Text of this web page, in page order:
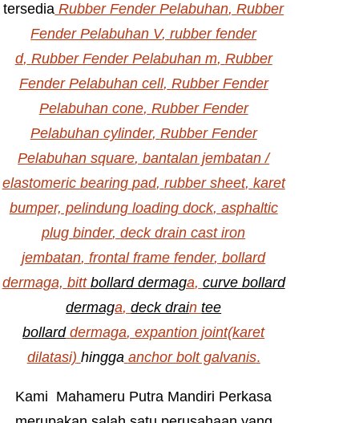
tersedia Rubber Fender Pelabuhan, Rubber
Fender Pelabuhan V, rubber fender
d, Rubber Fender Pelabuhan m, Rubber
Fender Pelabuhan cell, Rubber Fender
Pelabuhan cone, Rubber Fender
Pelabuhan cylinder, Rubber Fender
Pelabuhan square, bantalan jembatan /
elastomeric bearing pad, rubber sheet, karet
bumper, pelindung loading dock, asphaltic
plug binder, deck drain cast iron
jembatan, frontal frame fender, bollard
dermaga, bitt bollard dermaga, curve bollard
dermaga, deck drain tee
bollard dermaga, expantion joint(karet
dilatasi) hingga anchor bolt galvanis.
Kami Mahameru Putra Mandiri Perkasa